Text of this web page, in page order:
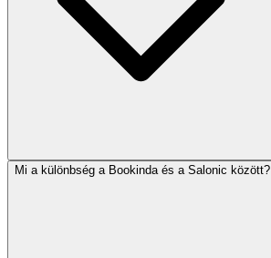
Mi a különbség a Bookinda és a Salonic között?